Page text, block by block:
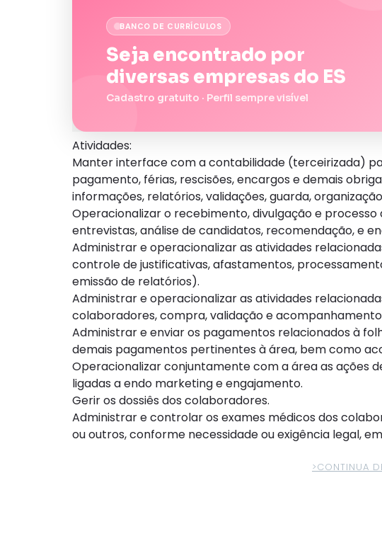
BANCO DE CURRÍCULOS
Seja encontrado por
diversas empresas do ES
Cadastro gratuito · Perfil sempre visível
Atividades:
Manter interface com a contabilidade (terceirizada)
pagamento, férias, rescisões, encargos e demais
informações, relatórios, validações, guarda,
Operacionalizar o recebimento, divulgação e
entrevistas, análise de candidatos, recomendação, e
Administrar e operacionalizar as atividades
controle de justificativas, afastamentos,
emissão de relatórios).
Administrar e operacionalizar as atividades
colaboradores, compra, validação e
Administrar e enviar os pagamentos relacionados à
demais pagamentos pertinentes à área, bem como
Operacionalizar conjuntamente com a área as ações
ligadas a endo marketing e engajamento.
Gerir os dossiês dos colaboradores.
Administrar e controlar os exames médicos dos
ou outros, conforme necessidade ou exigência legal,
>CONTINUA